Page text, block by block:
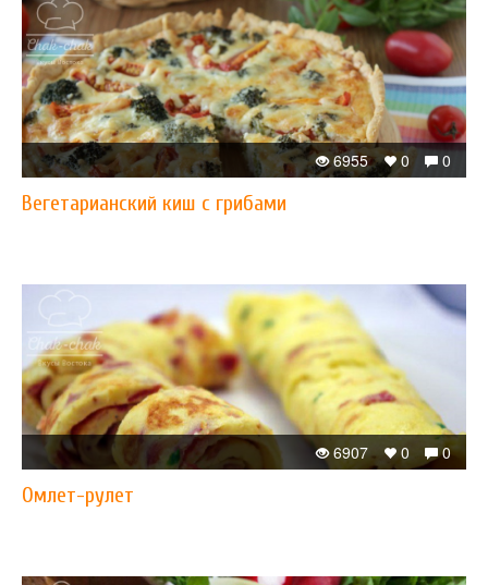
0
0
6955
Вегетарианский киш с грибами
0
0
6907
Омлет-рулет